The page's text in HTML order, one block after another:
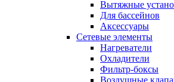
Вытяжные
Для бассейнов
Аксессуары
Сетевые элементы
Нагреватели
Охладители
Фильтр-боксы
Воздушные